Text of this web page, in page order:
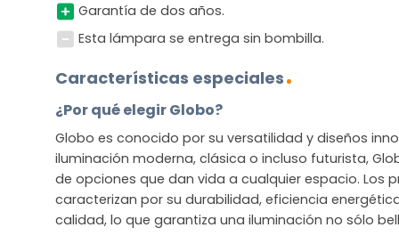
Garantía de dos años.
Esta lámpara se entrega sin bombilla.
Características especiales
¿Por qué elegir Globo?
Globo es conocido por su versatilidad y diseños
iluminación moderna, clásica o incluso futurista,
de opciones que dan vida a cualquier espacio. Los
caracterizan por su durabilidad, eficiencia
calidad, lo que garantiza una iluminación no sólo